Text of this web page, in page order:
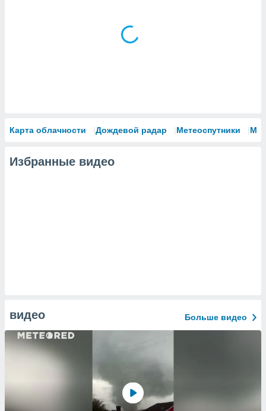
Карта облачности Дождевой радар Метеоспутники
Избранные видео
видео Больше видео